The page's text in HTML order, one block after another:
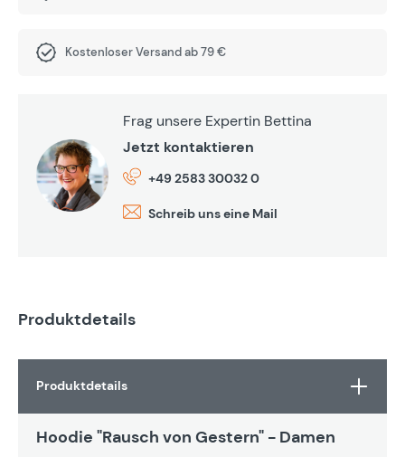
Kostenloser Versand ab 79 €
Frag unsere Expertin Bettina
Jetzt kontaktieren
+49 2583 30032 0
Schreib uns eine Mail
Produktdetails
Produktdetails
Hoodie "Rausch von Gestern" - Damen